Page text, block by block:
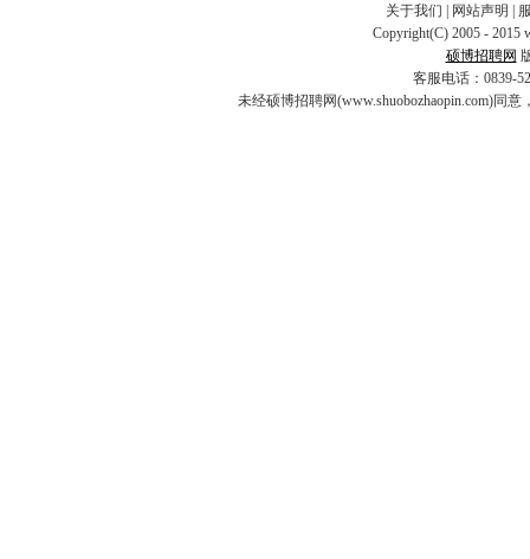
关于我们 网站声明
Copyright(C) 2005 - 2015
硕博招聘网
客服电话：0839-
未经硕博招聘网(www.shuobozhaopin.com)同